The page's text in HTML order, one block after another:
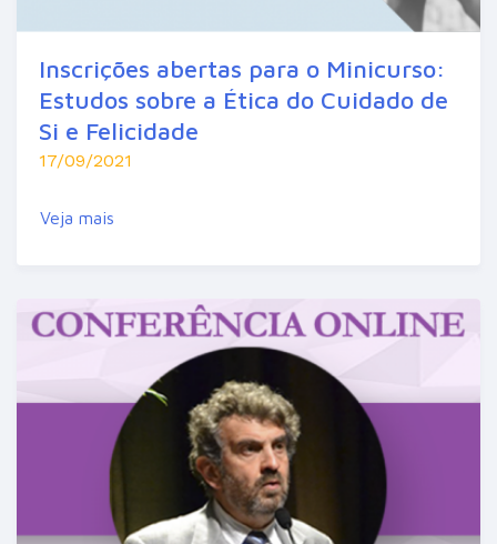
Inscrições abertas para o Minicurso:
Estudos sobre a Ética do Cuidado de
Si e Felicidade
17/09/2021
Veja mais